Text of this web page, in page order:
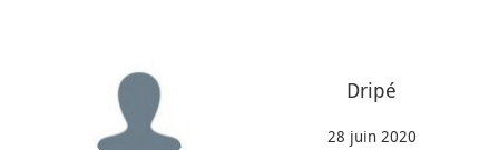
Dripé
28 juin 2020